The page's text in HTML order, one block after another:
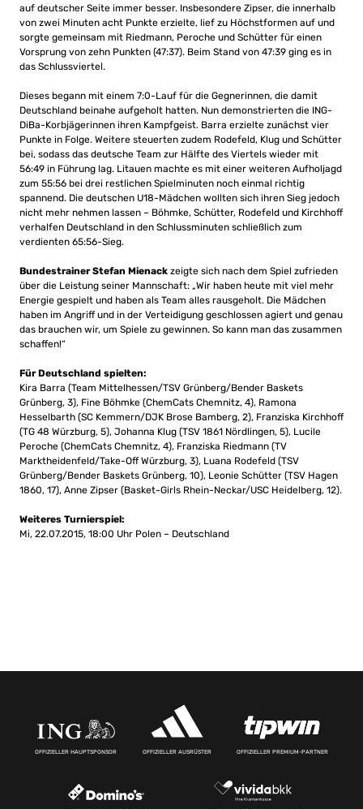
auf deutscher Seite immer besser. Insbesondere Zipser, die innerhalb
von zwei Minuten acht Punkte erzielte, lief zu Höchstformen auf und
sorgte gemeinsam mit Riedmann, Peroche und Schütter für einen
Vorsprung von zehn Punkten (47:37). Beim Stand von 47:39 ging es in
das Schlussviertel.
Dieses begann mit einem 7:0-Lauf für die Gegnerinnen, die damit
Deutschland beinahe aufgeholt hatten. Nun demonstrierten die ING-
DiBa-Korbjägerinnen ihren Kampfgeist. Barra erzielte zunächst vier
Punkte in Folge. Weitere steuerten zudem Rodefeld, Klug und Schütter
bei, sodass das deutsche Team zur Hälfte des Viertels wieder mit
56:49 in Führung lag. Litauen machte es mit einer weiteren Aufholjagd
zum 55:56 bei drei restlichen Spielminuten noch einmal richtig
spannend. Die deutschen U18-Mädchen wollten sich ihren Sieg jedoch
nicht mehr nehmen lassen – Böhmke, Schütter, Rodefeld und Kirchhoff
verhalfen Deutschland in den Schlussminuten schließlich zum
verdienten 65:56-Sieg.
Bundestrainer Stefan Mienack zeigte sich nach dem Spiel zufrieden
über die Leistung seiner Mannschaft: „Wir haben heute mit viel mehr
Energie gespielt und haben als Team alles rausgeholt. Die Mädchen
haben im Angriff und in der Verteidigung geschlossen agiert und genau
das brauchen wir, um Spiele zu gewinnen. So kann man das zusammen
schaffen!“
Für Deutschland spielten:
Kira Barra (Team Mittelhessen/TSV Grünberg/Bender Baskets
Grünberg, 3), Fine Böhmke (ChemCats Chemnitz, 4), Ramona
Hesselbarth (SC Kemmern/DJK Brose Bamberg, 2), Franziska Kirchhoff
(TG 48 Würzburg, 5), Johanna Klug (TSV 1861 Nördlingen, 5), Lucile
Peroche (ChemCats Chemnitz, 4), Franziska Riedmann (TV
Marktheidenfeld/Take-Off Würzburg, 3), Luana Rodefeld (TSV
Grünberg/Bender Baskets Grünberg, 10), Leonie Schütter (TSV Hagen
1860, 17), Anne Zipser (Basket-Girls Rhein-Neckar/USC Heidelberg, 12).
Weiteres Turnierspiel:
Mi, 22.07.2015, 18:00 Uhr Polen – Deutschland
OFFIZIELLER HAUPTSPONSOR OFFIZIELLER AUSRÜSTER OFFIZIELLER PREMIUM-PARTNER